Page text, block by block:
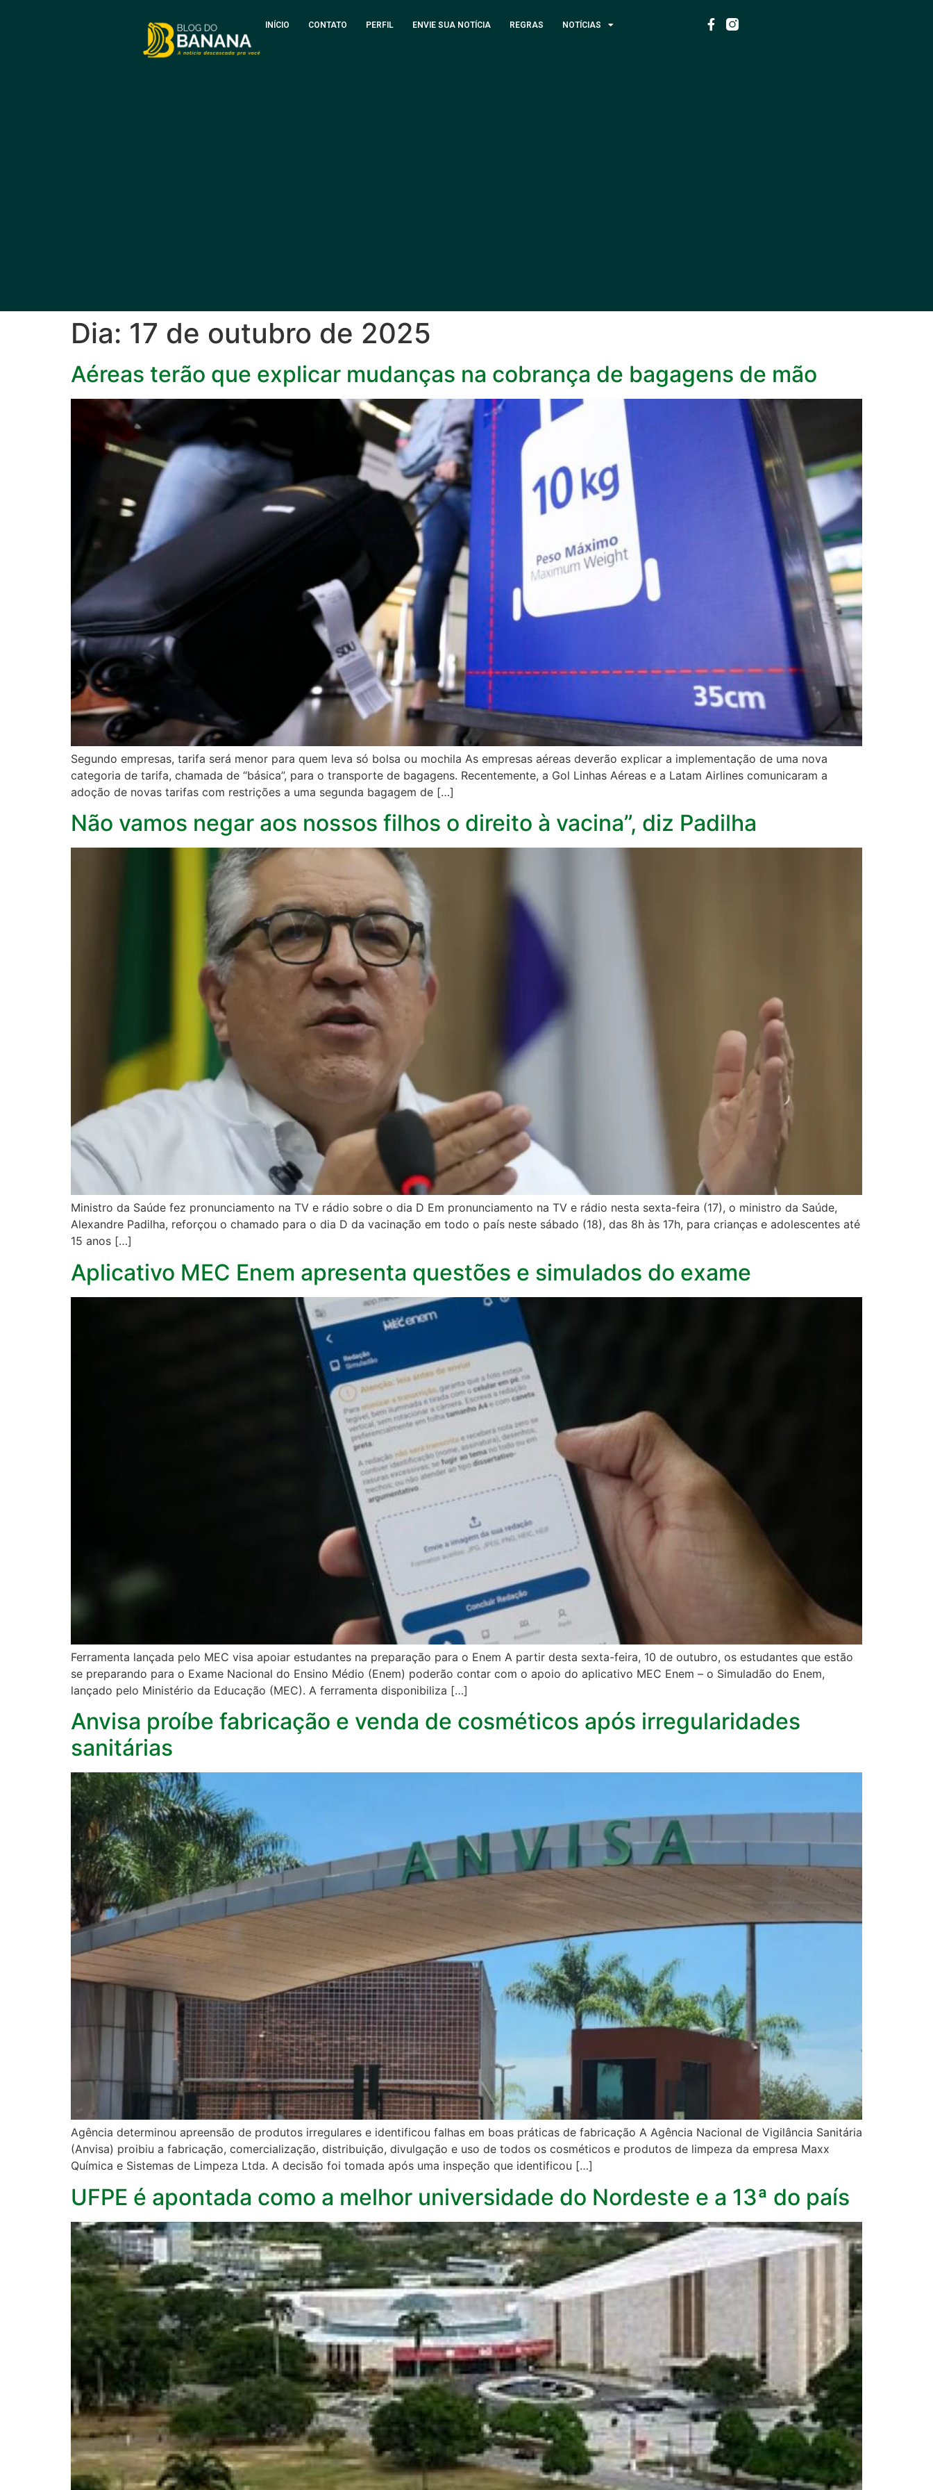
INÍCIO CONTATO PERFIL ENVIE SUA NOTÍCIA REGRAS NOTÍCIAS
Dia: 17 de outubro de 2025
Aéreas terão que explicar mudanças na cobrança de bagagens de mão
Segundo empresas, tarifa será menor para quem leva só bolsa ou mochila As empresas aéreas deverão explicar a implementação de uma nova
categoria de tarifa, chamada de “básica”, para o transporte de bagagens. Recentemente, a Gol Linhas Aéreas e a Latam Airlines comunicaram a
adoção de novas tarifas com restrições a uma segunda bagagem de […]
Não vamos negar aos nossos filhos o direito à vacina”, diz Padilha
Ministro da Saúde fez pronunciamento na TV e rádio sobre o dia D Em pronunciamento na TV e rádio nesta sexta-feira (17), o ministro da Saúde,
Alexandre Padilha, reforçou o chamado para o dia D da vacinação em todo o país neste sábado (18), das 8h às 17h, para crianças e adolescentes até
15 anos […]
Aplicativo MEC Enem apresenta questões e simulados do exame
Ferramenta lançada pelo MEC visa apoiar estudantes na preparação para o Enem A partir desta sexta-feira, 10 de outubro, os estudantes que estão
se preparando para o Exame Nacional do Ensino Médio (Enem) poderão contar com o apoio do aplicativo MEC Enem – o Simuladão do Enem,
lançado pelo Ministério da Educação (MEC). A ferramenta disponibiliza […]
Anvisa proíbe fabricação e venda de cosméticos após irregularidades
sanitárias
Agência determinou apreensão de produtos irregulares e identificou falhas em boas práticas de fabricação A Agência Nacional de Vigilância Sanitária
(Anvisa) proibiu a fabricação, comercialização, distribuição, divulgação e uso de todos os cosméticos e produtos de limpeza da empresa Maxx
Química e Sistemas de Limpeza Ltda. A decisão foi tomada após uma inspeção que identificou […]
UFPE é apontada como a melhor universidade do Nordeste e a 13ª do país